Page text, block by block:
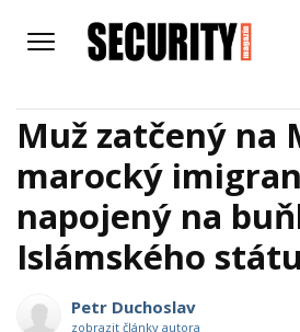
Muž zatčený na
marocký
napojený na
Islámského státu
Petr Duchoslav
zobrazit články autora